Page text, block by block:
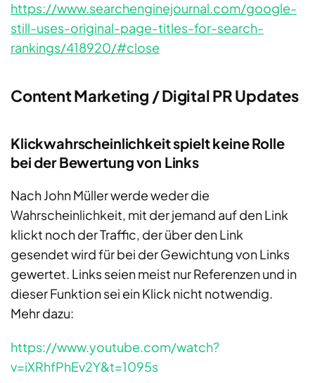
https://www.searchenginejournal.com/google-
still-uses-original-page-titles-for-search-
rankings/418920/#close
Content Marketing / Digital PR Updates
​​​​​​​​​​Klickwahrscheinlichkeit spielt keine Rolle
bei der Bewertung von Links
Nach John Müller werde weder die
Wahrscheinlichkeit, mit der jemand auf den Link
klickt noch der Traffic, der über den Link
gesendet wird für bei der Gewichtung von Links
gewertet. Links seien meist nur Referenzen und in
dieser Funktion sei ein Klick nicht notwendig.
Mehr dazu:
https://www.youtube.com/watch?
v=iXRhfPhEv2Y&t=1095s